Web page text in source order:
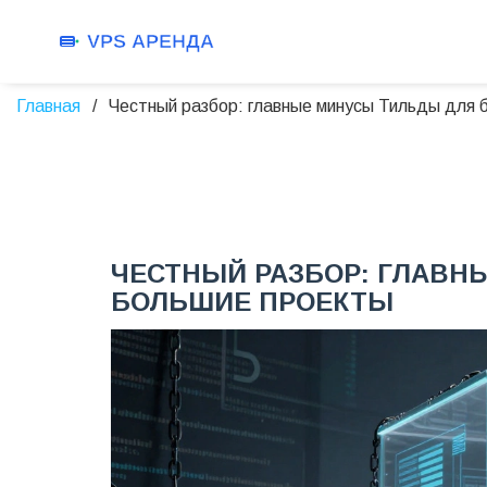
Главная Честный разбор: главные минусы Тильды для
ЧЕСТНЫЙ РАЗБОР:
БОЛЬШИЕ ПРОЕКТЫ